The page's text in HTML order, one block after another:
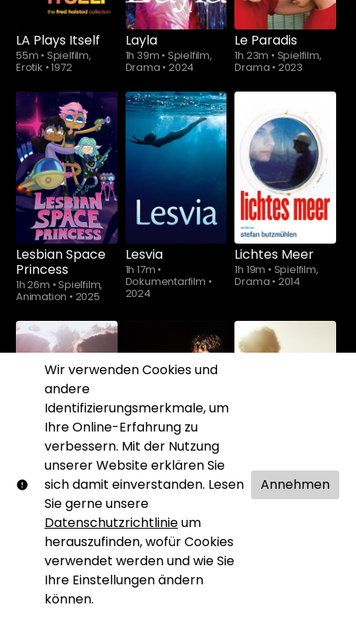
Wir verwenden Cookies und
andere
Identifizierungsmerkmale, um
Ihre Online-Erfahrung zu
verbessern. Mit der Nutzung
unserer Website erklären Sie
sich damit einverstanden. Lesen
Sie gerne unsere
Datenschutzrichtlinieum
herauszufinden, wofür Cookies
verwendet werden und wie Sie
Ihre Einstellungen ändern
können.
Annehmen
LA Plays Itself
55m • Spielfilm,
Erotik •1972
Layla
1h 39m • Spielfilm,
Drama • 2024
Le Paradis
1h 23m • Spielfilm,
Drama • 2023
Schauen Sie
ab$5.90
Lesbian Space
Princess
1h 26m • Spielfilm,
Animation • 2025
Lesvia
1h 17m •
Dokumentarfilm •
2024
Lichtes Meer
1h 19m • Spielfilm,
Drama • 2014
Schauen Sie
ab$5.90
Light Light Light
1h 31m•Spielfilm,
Drama•2023
ab$5.90
Like It Is
1h 30m
Drama
Lilies Not for Me
1h 39m•Spielfilm,